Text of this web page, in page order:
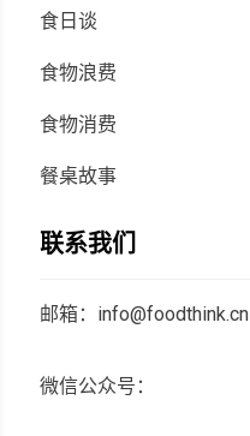
食日谈
食物浪费
食物消费
餐桌故事
联系我们
邮箱：info@foodthink.cn
微信公众号：